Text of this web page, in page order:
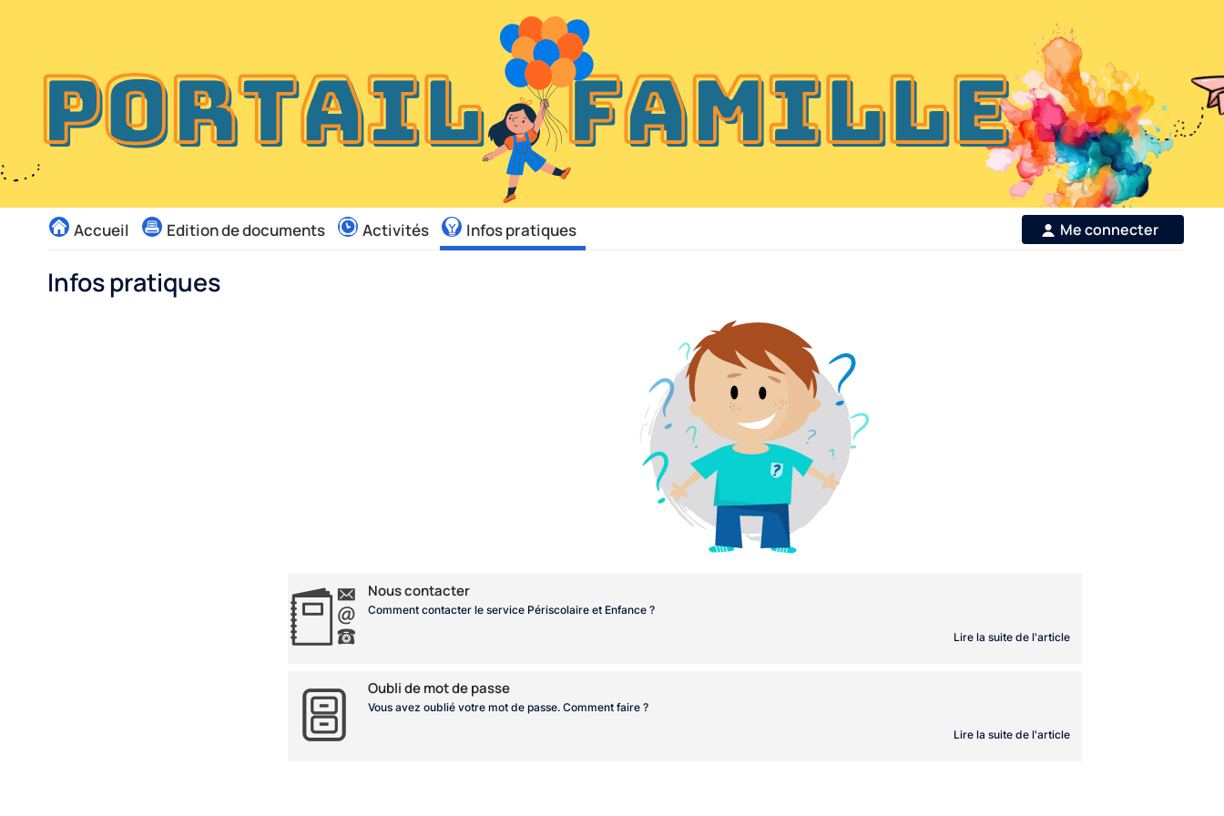
Liste
des
Accueil Edition de documents Activités Infos pratiques Me connecter
Infos pratiques
Nous contacter
Comment contacter le service Périscolaire et Enfance ?
Lire la suite de l'article
Oubli de mot de passe
Vous avez oublié votre mot de passe. Comment faire ?
Lire la suite de l'article